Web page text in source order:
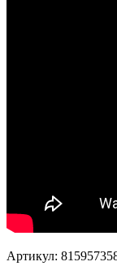
Артикул: